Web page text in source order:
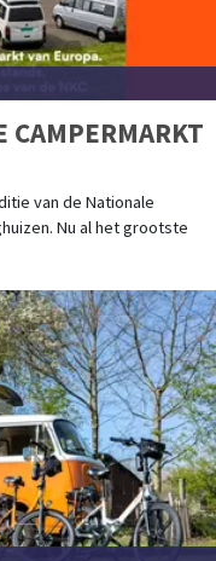
CAMPERMARKT
van de Nationale
Nu al het grootste